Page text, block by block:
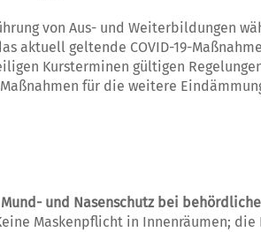
von Aus- und Weiterbildungen
aktuell geltende COVID-19-
Kursterminen gültigen
für die weitere
Mund- und Nasenschutz bei
Maskenpflicht in Innenräumen;